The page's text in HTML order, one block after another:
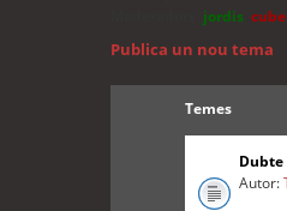
jordis
Publica un nou tema
Temes
Dubte
Autor: